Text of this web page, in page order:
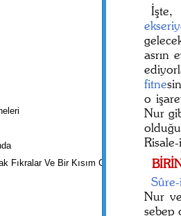
İşte,
asrın
fitne
o
Nur
Nur
sebep
Fıkralar Ve Bir Kısım Güzel Mektuplar